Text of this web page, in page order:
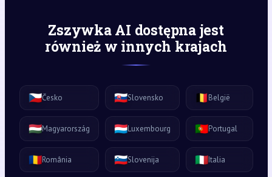
Zszywka AI dostępna jest
również w innych krajach
🇨🇿Česko 🇸🇰Slovensko 🇧🇪België
🇭🇺Magyarország 🇱🇺Luxembourg 🇵🇹Portugal
🇷🇴România 🇸🇮Slovenija 🇮🇹Italia